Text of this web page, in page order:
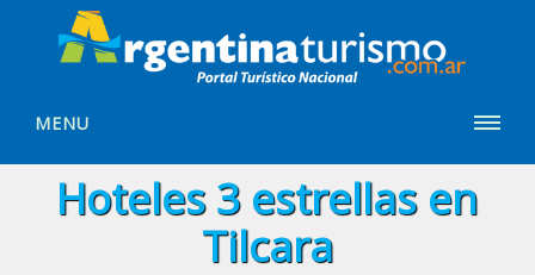
MENU
Hoteles3 estrellasen
Tilcara